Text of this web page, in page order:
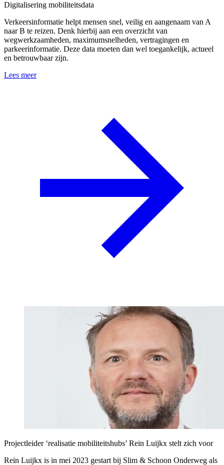
Digitalisering mobiliteitsdata
Verkeersinformatie helpt mensen snel, veilig en aangenaam van A
naar B te reizen. Denk hierbij aan een overzicht van
wegwerkzaamheden, maximumsnelheden, vertragingen en
parkeerinformatie. Deze data moeten dan wel toegankelijk, actueel
en betrouwbaar zijn.
Lees meer
Projectleider ‘realisatie mobiliteitshubs’ Rein Luijkx stelt zich voor
Rein Luijkx is in mei 2023 gestart bij Slim & Schoon Onderweg als